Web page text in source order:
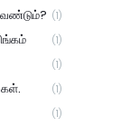
(1)
(1)
(1)
(1)
(1)